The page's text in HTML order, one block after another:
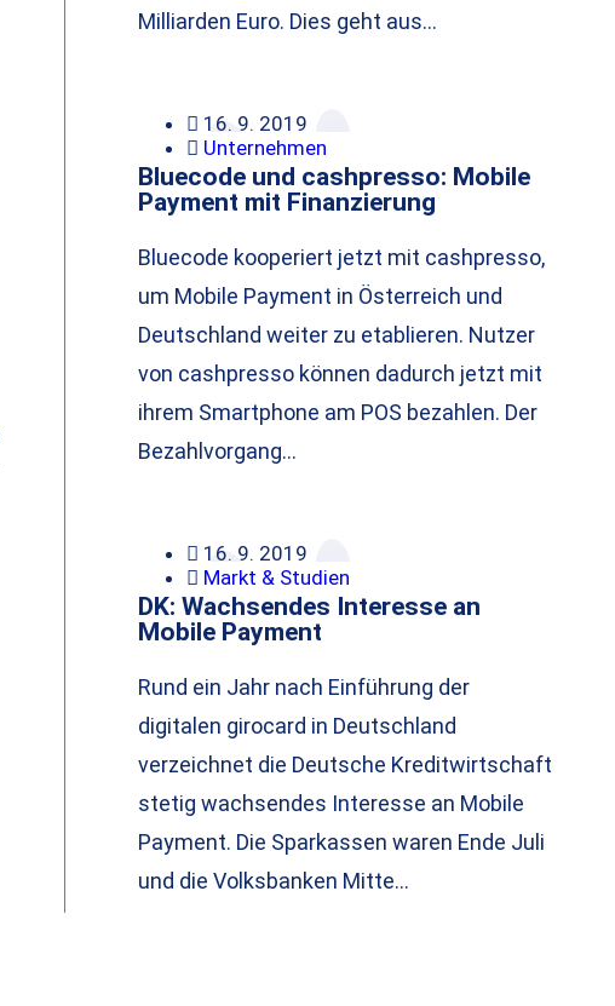
Milliarden Euro. Dies geht aus…
16. 9. 2019
Unternehmen
Bluecode und cashpresso: Mobile
Payment mit Finanzierung
Bluecode kooperiert jetzt mit cashpresso,
um Mobile Payment in Österreich und
Deutschland weiter zu etablieren. Nutzer
von cashpresso können dadurch jetzt mit
ihrem Smartphone am POS bezahlen. Der
Bezahlvorgang…
16. 9. 2019
Markt & Studien
DK: Wachsendes Interesse an
Mobile Payment
Rund ein Jahr nach Einführung der
digitalen girocard in Deutschland
verzeichnet die Deutsche Kreditwirtschaft
stetig wachsendes Interesse an Mobile
Payment. Die Sparkassen waren Ende Juli
und die Volksbanken Mitte…